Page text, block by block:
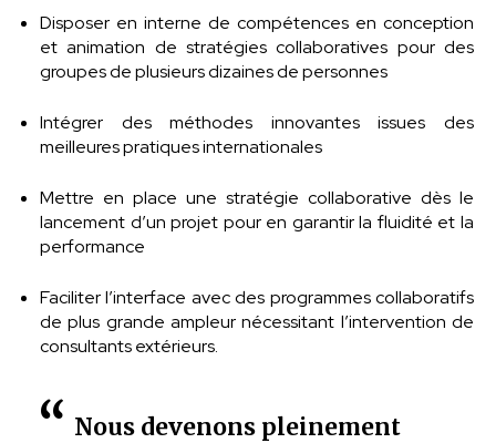
Disposer en interne de compétences en conception
et animation de stratégies collaboratives pour des
groupes de plusieurs dizaines de personnes
Intégrer des méthodes innovantes issues des
meilleures pratiques internationales
Mettre en place une stratégie collaborative dès le
lancement d’un projet pour en garantir la fluidité et la
performance
Faciliter l’interface avec des programmes collaboratifs
de plus grande ampleur nécessitant l’intervention de
consultants extérieurs.
Nous devenons pleinement